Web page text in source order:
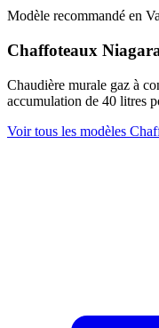
Modèle recommandé en
Chaffoteaux
Chaudière murale gaz à
accumulation de 40 litres
Voir tous les modèles